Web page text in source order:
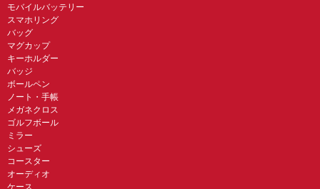
モバイルバッテリー
スマホリング
バッグ
マグカップ
キーホルダー
バッジ
ボールペン
ノート・手帳
メガネクロス
ゴルフボール
ミラー
シューズ
コースター
オーディオ
ケース